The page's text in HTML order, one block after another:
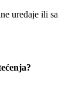
uređaje ili sa